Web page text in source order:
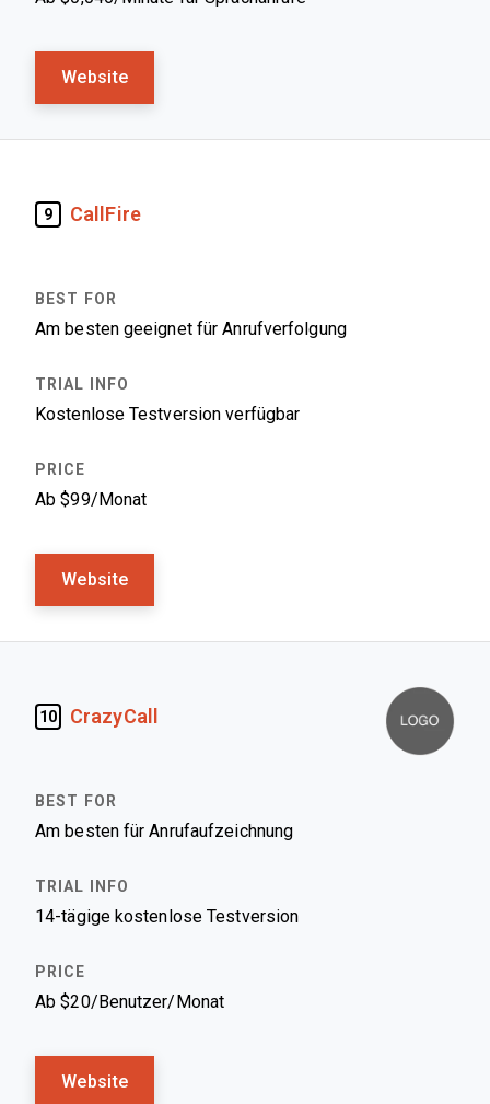
Website
9 CallFire
Am besten geeignet für Anrufverfolgung
Kostenlose Testversion verfügbar
Ab $99/Monat
Website
10 CrazyCall
Am besten für Anrufaufzeichnung
14-tägige kostenlose Testversion
Ab $20/Benutzer/Monat
Website